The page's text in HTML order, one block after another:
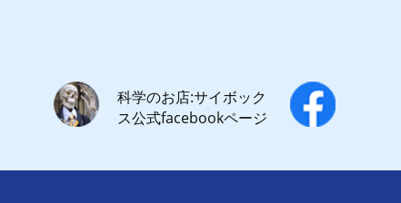
科学のお店:サイボック
ス公式facebookページ